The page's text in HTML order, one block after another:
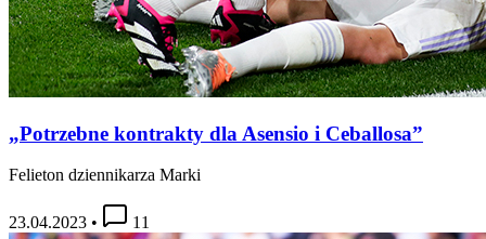
„Potrzebne kontrakty dla Asensio i Ceballosa”
Felieton dziennikarza Marki
23.04.2023 • 11